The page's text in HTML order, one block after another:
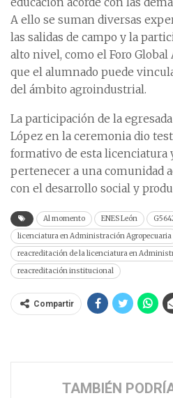
A ello se suman diversas
las salidas de campo y la
alto nivel, como el Foro
que el alumnado puede
del ámbito agroindustrial.
La participación de la
López en la ceremonia dio
formativo de esta licenciatura
pertenecer a una comunidad
con el desarrollo social y
Al momento ENES León
licenciatura en Administración Agropecuaria
reacreditación de la licenciatura en
reacreditación institucional
Compartir
TAMBIÉN